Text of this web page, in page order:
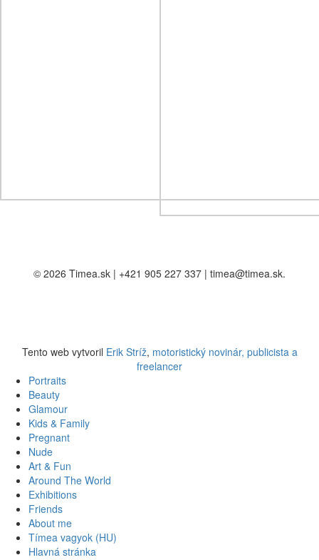
© 2026 Timea.sk | +421 905 227 337 | timea@timea.sk.
Tento web vytvoril Erik Stríž, motoristický novinár, publicista a
freelancer
Portraits
Beauty
Glamour
Kids & Family
Pregnant
Nude
Art & Fun
Around The World
Exhibitions
Friends
About me
Tímea vagyok (HU)
Hlavná stránka